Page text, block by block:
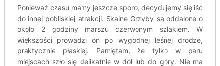
Ponieważ czasu mamy jeszcze sporo, decydujemy się iść
do innej pobliskiej atrakcji. Skalne Grzyby są oddalone o
około 2 godziny marszu czerwonym szlakiem. W
większości prowadzi on po wygodnej leśnej drodze,
praktycznie płaskiej. Pamiętam, że tylko w paru
miejscach szło się delikatnie w dół lub do góry. Nie ma